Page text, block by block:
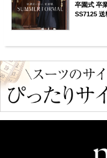
卒園式 卒
SS7125 送